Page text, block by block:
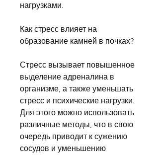
нагрузками.
Как стресс влияет на
образование камней в почках?
Стресс вызывает повышенное
выделение адреналина в
организме, а также уменьшать
стресс и психические нагрузки.
Для этого можно использовать
различные методы, что в свою
очередь приводит к сужению
сосудов и уменьшению